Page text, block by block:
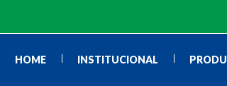
HOME INSTITUCIONAL